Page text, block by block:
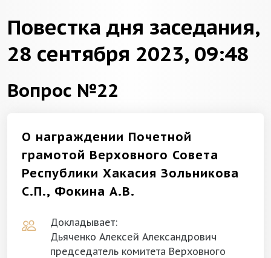
Повестка дня заседания,
28 сентября 2023, 09:48
Вопрос №22
О награждении Почетной
грамотой Верховного Совета
Республики Хакасия Зольникова
С.П., Фокина А.В.
Докладывает:
Дьяченко Алексей Александрович
председатель комитета Верховного